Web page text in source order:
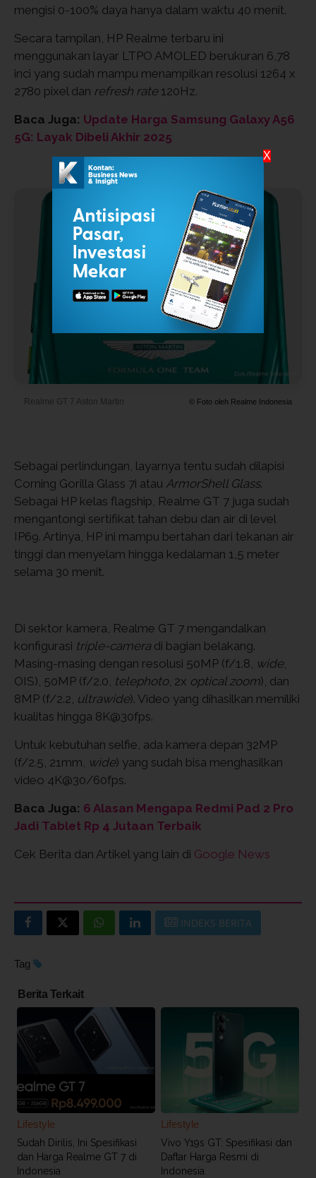
mengisi 0-100% daya hanya dalam waktu 40 menit.
Secara tampilan, HP Realme terbaru ini
menggunakan layar LTPO AMOLED berukuran 6,78
inci yang sudah mampu menampilkan resolusi 1264 x
2780 pixel dan refresh rate120Hz.
Baca Juga: Update Harga Samsung Galaxy A56
5G: Layak Dibeli Akhir 2025
Realme GT 7 Aston Martin © Foto oleh Realme Indonesia
Sebagai perlindungan, layarnya tentu sudah dilapisi
Corning Gorilla Glass 7i atau ArmorShell Glass.
Sebagai HP kelas flagship, Realme GT 7 juga sudah
mengantongi sertifikat tahan debu dan air di level
IP69. Artinya, HP ini mampu bertahan dari tekanan air
tinggi dan menyelam hingga kedalaman 1,5 meter
selama 30 menit.
Di sektor kamera, Realme GT 7 mengandalkan
konfigurasi triple-cameradi bagian belakang.
Masing-masing dengan resolusi 50MP (f/1.8, wide,
OIS), 50MP (f/2.0, telephoto, 2x optical zoom), dan
8MP (f/2.2, ultrawide). Video yang dihasilkan memiliki
kualitas hingga 8K@30fps.
Untuk kebutuhan selfie, ada kamera depan 32MP
(f/2.5, 21mm, wide) yang sudah bisa menghasilkan
video 4K@30/60fps.
Baca Juga: 6 Alasan Mengapa Redmi Pad 2 Pro
Jadi Tablet Rp 4 Jutaan Terbaik
Cek Berita dan Artikel yang lain di Google News
INDEKS BERITA
Tag
Berita Terkait
Lifestyle
Sudah Dirilis, Ini Spesifikasi
dan Harga Realme GT 7 di
Indonesia
Lifestyle
Vivo Y19s GT: Spesifikasi dan
Daftar Harga Resmi di
Indonesia
X